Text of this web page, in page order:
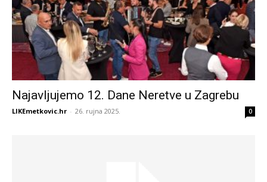
Najavljujemo 12. Dane Neretve u Zagrebu
LIKEmetkovic.hr - 26. rujna 2025. 0